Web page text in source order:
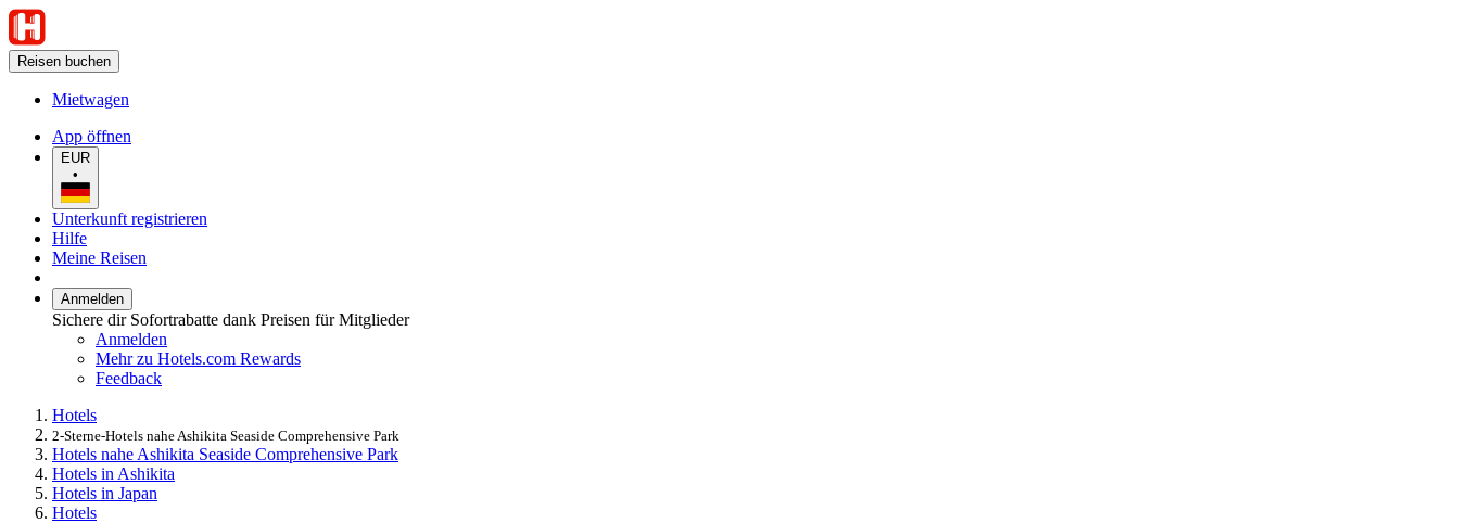
Reisen buchen
Mietwagen
App öffnen
EUR
•
Unterkunft registrieren
Hilfe
Meine Reisen
Anmelden
Sichere dir Sofortrabatte dank Preisen für Mitglieder
Anmelden
Mehr zu Hotels.com Rewards
Feedback
Hotels
2-Sterne-Hotels nahe Ashikita Seaside Comprehensive Park
Hotels nahe Ashikita Seaside Comprehensive Park
Hotels in Ashikita
Hotels in Japan
Hotels